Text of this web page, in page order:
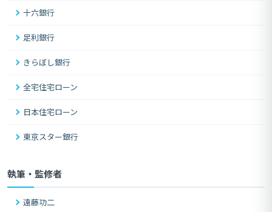
十六銀行
足利銀行
きらぼし銀行
全宅住宅ローン
日本住宅ローン
東京スター銀行
執筆・監修者
遠藤功二